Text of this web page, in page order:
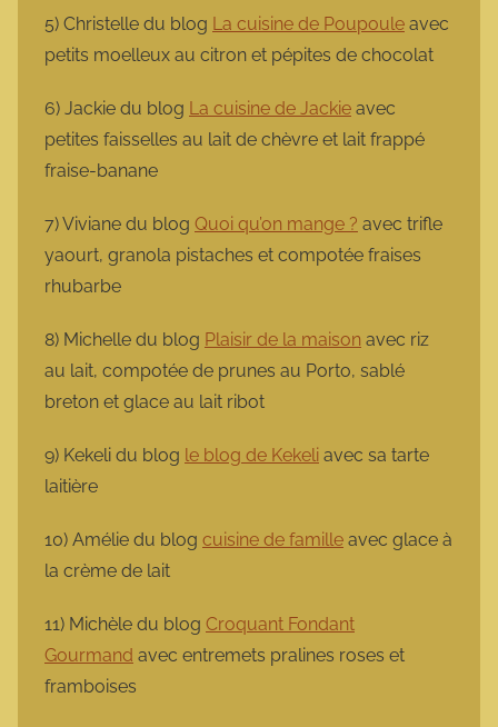
5) Christelle du blog La cuisine de Poupoule avec
petits moelleux au citron et pépites de chocolat
6) Jackie du blog La cuisine de Jackie avec
petites faisselles au lait de chèvre et lait frappé
fraise-banane
7) Viviane du blog Quoi qu’on mange ? avec trifle
yaourt, granola pistaches et compotée fraises
rhubarbe
8) Michelle du blog Plaisir de la maison avec riz
au lait, compotée de prunes au Porto, sablé
breton et glace au lait ribot
9) Kekeli du blog le blog de Kekeli avec sa tarte
laitière
10) Amélie du blog cuisine de famille avec glace à
la crème de lait
11) Michèle du blog Croquant Fondant
Gourmand avec entremets pralines roses et
framboises